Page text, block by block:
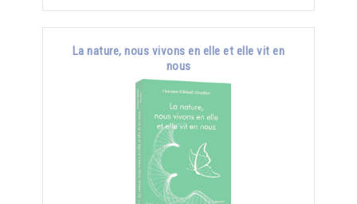
La nature, nous vivons en elle et elle vit en
nous